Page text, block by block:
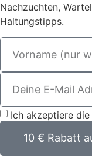
Nachzuchten,
Haltungstipps.
Ich akzeptiere die
10 € Rabatt